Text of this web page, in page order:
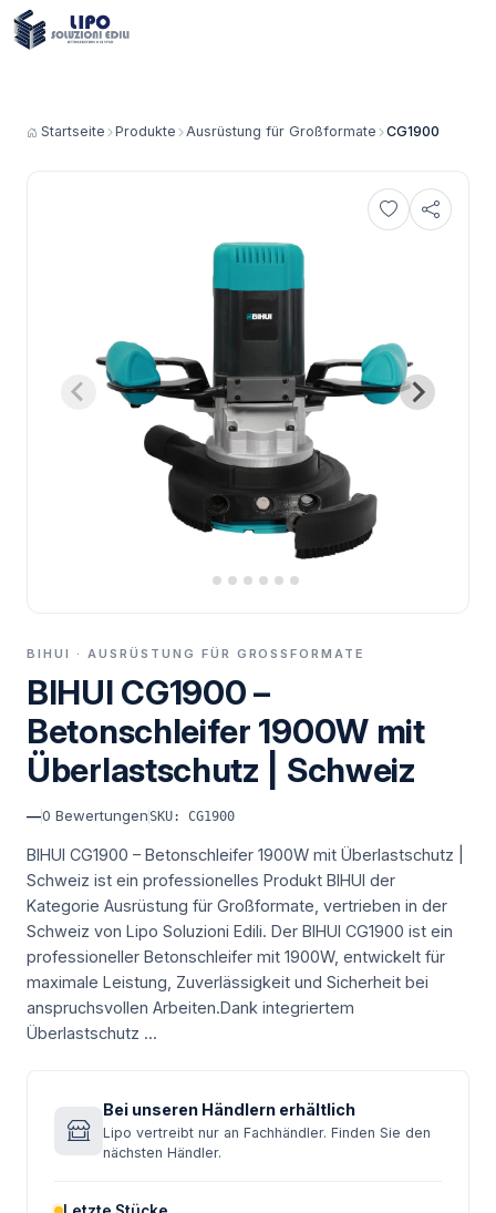
Startseite Produkte Ausrüstung für Großformate CG1900
BIHUI · AUSRÜSTUNG FÜR GROSSFORMATE
BIHUI CG1900 –
Betonschleifer 1900W mit
Überlastschutz | Schweiz
—0 BewertungenSKU: CG1900
BIHUI CG1900 – Betonschleifer 1900W mit Überlastschutz |
Schweiz ist ein professionelles Produkt BIHUI der
Kategorie Ausrüstung für Großformate, vertrieben in der
Schweiz von Lipo Soluzioni Edili. Der BIHUI CG1900 ist ein
professioneller Betonschleifer mit 1900W, entwickelt für
maximale Leistung, Zuverlässigkeit und Sicherheit bei
anspruchsvollen Arbeiten.Dank integriertem
Überlastschutz ...
Bei unseren Händlern erhältlich
Lipo vertreibt nur an Fachhändler. Finden Sie den
nächsten Händler.